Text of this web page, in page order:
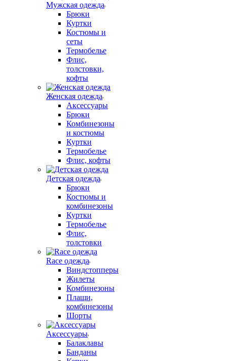
Мужская одежда
Брюки
Куртки
Костюмы и
сеты
Термобелье
Флис,
толстовки,
кофты
Женская одежда
Аксессуары
Брюки
Комбинезоны
и костюмы
Куртки
Термобелье
Флис, кофты
Детская одежда
Брюки
Костюмы и
комбинезоны
Куртки
Термобелье
Флис,
толстовки
Race одежда
Виндстопперы
Жилеты
Комбинезоны
Плащи,
комбинезоны
Шорты
Аксессуары
Балаклавы
Банданы